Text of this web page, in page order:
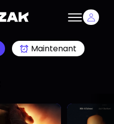
Maintenant